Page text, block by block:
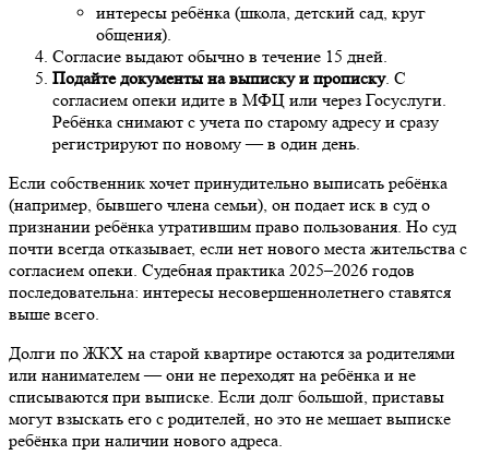
интересы ребёнка (школа, детский сад, круг
общения).
Согласие выдают обычно в течение 15 дней.
Подайте документы на выписку и прописку. С
согласием опеки идите в МФЦ или через Госуслуги.
Ребёнка снимают с учета по старому адресу и сразу
регистрируют по новому — в один день.
Если собственник хочет принудительно выписать ребёнка
(например, бывшего члена семьи), он подает иск в суд о
признании ребёнка утратившим право пользования. Но суд
почти всегда отказывает, если нет нового места жительства с
согласием опеки. Судебная практика 2025–2026 годов
последовательна: интересы несовершеннолетнего ставятся
выше всего.
Долги по ЖКХ на старой квартире остаются за родителями
или нанимателем — они не переходят на ребёнка и не
списываются при выписке. Если долг большой, приставы
могут взыскать его с родителей, но это не мешает выписке
ребёнка при наличии нового адреса.